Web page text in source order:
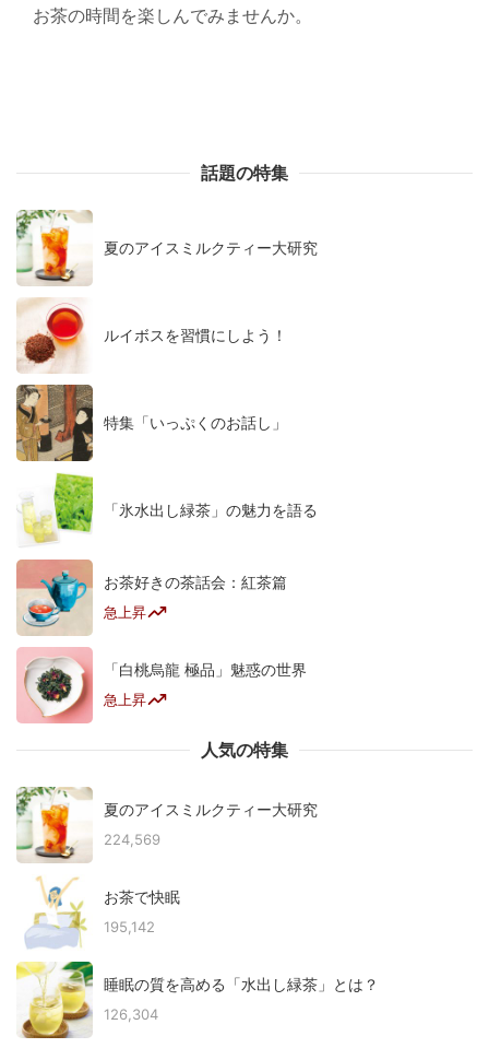
お茶の時間を楽しんでみませんか。
話題の特集
夏のアイスミルクティー大研究
ルイボスを習慣にしよう！
特集「いっぷくのお話し」
「氷水出し緑茶」の魅力を語る
お茶好きの茶話会：紅茶篇
急上昇
「白桃烏龍 極品」魅惑の世界
急上昇
人気の特集
夏のアイスミルクティー大研究
224,569
お茶で快眠
195,142
睡眠の質を高める「水出し緑茶」とは？
126,304